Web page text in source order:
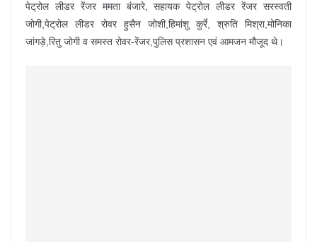
पेट्रोल लीडर रेंजर ममता बंजारे, सहायक पेट्रोल लीडर रेंजर सरस्वती
जोगी,पेट्रोल लीडर रोवर हुसैन जोशी,हिमांशु कुर्रे, श्रुति मिश्रा,मोनिका
जांगड़े,रितु जोगी व समस्त रोवर-रेंजर,पुलिस प्रशासन एवं आमजन मौजूद थे।